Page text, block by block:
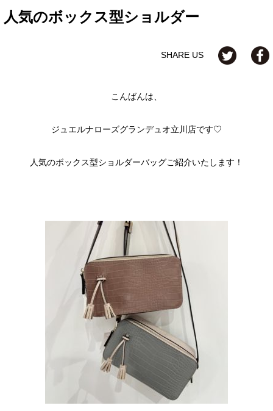
人気のボックス型ショルダー
SHARE US
こんばんは、
ジュエルナローズグランデュオ立川店です♡
人気のボックス型ショルダーバッグご紹介いたします！